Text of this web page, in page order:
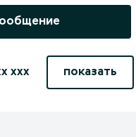
xxx показать